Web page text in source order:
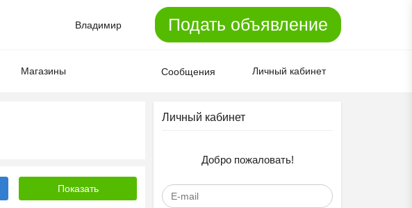
Владимир Подать объявление
Магазины Сообщения Личный кабинет
Личный кабинет
Добро пожаловать!